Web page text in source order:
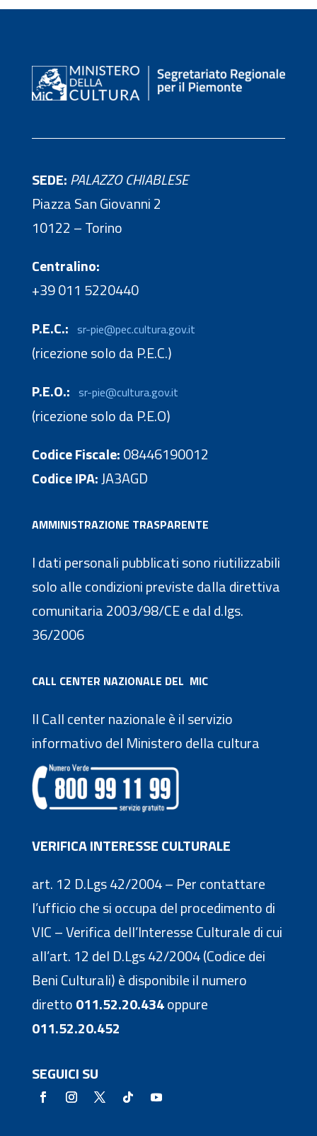
SEDE:PALAZZO CHIABLESE
Piazza San Giovanni 2
10122 – Torino
Centralino:
+39 011 5220440
P.E.C.: sr-pie@pec.cultura.gov.it
(ricezione solo da P.E.C.)
P.E.O.: sr-pie@cultura.gov.it
(ricezione solo da P.E.O)
Codice Fiscale:08446190012
Codice IPA:JA3AGD
AMMINISTRAZIONE TRASPARENTE
I dati personali pubblicati sono riutilizzabili
solo alle condizioni previste dalla direttiva
comunitaria 2003/98/CE e dal d.lgs.
36/2006
CALL CENTER NAZIONALE DEL MIC
Il Call center nazionale è il servizio
informativo del Ministero della cultura
VERIFICA INTERESSE CULTURALE
art. 12 D.Lgs 42/2004 – Per contattare
l’ufficio che si occupa del procedimento di
VIC – Verifica dell’Interesse Culturale di cui
all’art. 12 del D.Lgs 42/2004 (Codice dei
Beni Culturali) è disponibile il numero
diretto011.52.20.434oppure
011.52.20.452
SEGUICI SU